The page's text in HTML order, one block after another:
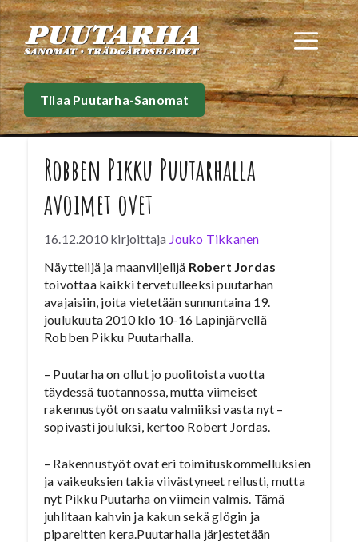
Siirry
sisältöön
Tilaa Puutarha-Sanomat
Robben Pikku Puutarhalla
avoimet ovet
16.12.2010 kirjoittaja Jouko Tikkanen
Näyttelijä ja maanviljelijä Robert Jordas
toivottaa kaikki tervetulleeksi puutarhan
avajaisiin, joita vietetään sunnuntaina 19.
joulukuuta 2010 klo 10-16 Lapinjärvellä
Robben Pikku Puutarhalla.
– Puutarha on ollut jo puolitoista vuotta
täydessä tuotannossa, mutta viimeiset
rakennustyöt on saatu valmiiksi vasta nyt –
sopivasti jouluksi, kertoo Robert Jordas.
– Rakennustyöt ovat eri toimituskommelluksien
ja vaikeuksien takia viivästyneet reilusti, mutta
nyt Pikku Puutarha on viimein valmis. Tämä
juhlitaan kahvin ja kakun sekä glögin ja
pipareitten kera.Puutarhalla järjestetään